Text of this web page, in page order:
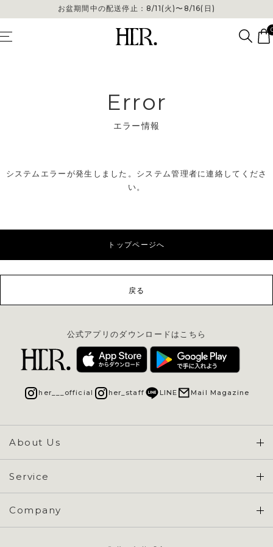
お盆期間中の配送停止：8/11(火)〜8/16(日)
Error
エラー情報
システムエラーが発生しました。システム管理者に連絡してくださ
い。
戻る
トップページへ
About Us
Concept & Overview
Service
会員登録 / ログイン
ご利用ガイド
Company
公式アプリのダウンロードはこちら
her___official her_staff LINE Mail Magazine